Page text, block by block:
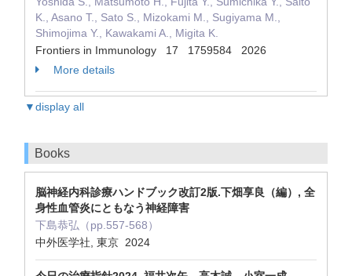
K., Asano T., Sato S., Mizokami M., Sugiyama M.,
Shimojima Y., Kawakami A., Migita K.
Frontiers in Immunology 17 1759584 2026
More details
▼display all
Books
脳神経内科診療ハンドブック改訂2版.下畑享良（編）, 全
身性血管炎にともなう神経障害
下島恭弘（pp.557-568）
中外医学社, 東京 2024